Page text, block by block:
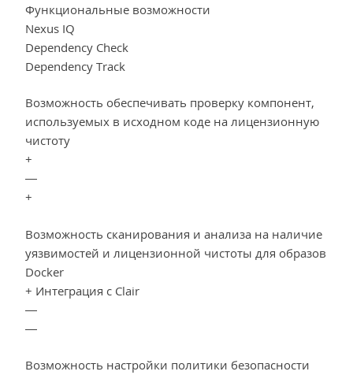
Функциональные возможности
Nexus IQ
Dependency Check
Dependency Track
Возможность обеспечивать проверку компонент,
используемых в исходном коде на лицензионную
чистоту
+
—
+
Возможность сканирования и анализа на наличие
уязвимостей и лицензионной чистоты для образов
Docker
+ Интеграция с Clair
—
—
Возможность настройки политики безопасности